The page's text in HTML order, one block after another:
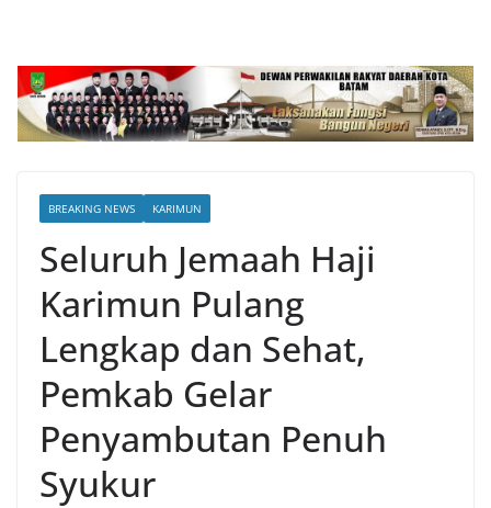
BREAKING NEWS KARIMUN
Seluruh Jemaah Haji
Karimun Pulang
Lengkap dan Sehat,
Pemkab Gelar
Penyambutan Penuh
Syukur